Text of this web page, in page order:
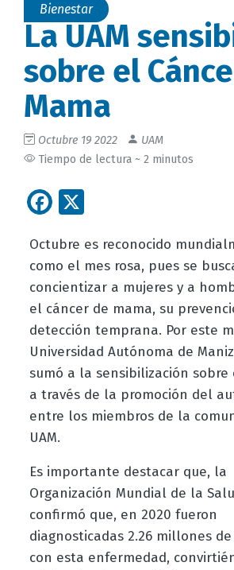
Bienestar
La UAM
sobre el
Mama
Octubre 19 2022
UAM
Tiempo de lectura ~ 2 minutos
Facebook
Octubre es reconocido
como el mes rosa, pues se
concientizar a mujeres y a
el cáncer de mama, su
detección temprana. Por este
Universidad Autónoma de
sumó a la sensibilización sobre
a través de la promoción del
entre los miembros de la
UAM.
Es importante destacar que, la
Organización Mundial de la
confirmó que, en 2020 fueron
diagnosticadas 2.26 millones
con esta enfermedad,